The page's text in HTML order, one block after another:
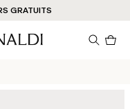
GRATUITS
VOUS MAINTENANT